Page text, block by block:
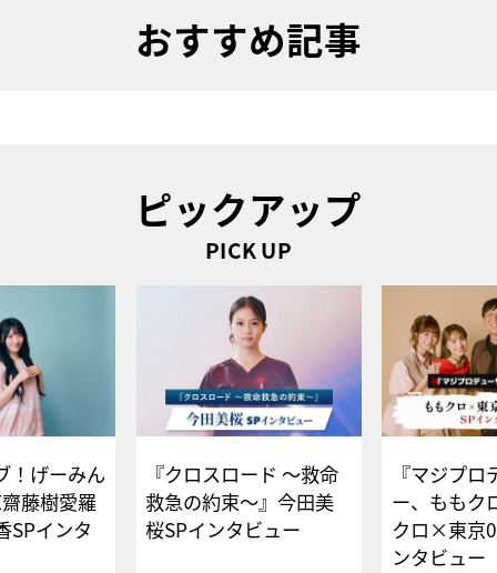
おすすめ記事
ピックアップ
PICK UP
！げーみん
藤樹愛羅
SPインタ
『クロスロード ～救命
救急の約束～』今田美
桜SPインタビュー
『マジプロ
ー、ももク
クロ×東京
ンタビュー